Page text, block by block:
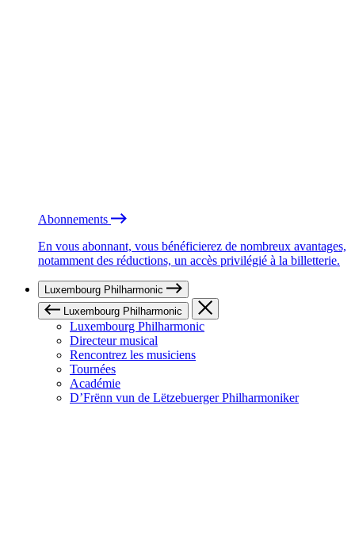
Abonnements
En vous abonnant, vous bénéficierez de nombreux avantages,
notamment des réductions, un accès privilégié à la billetterie.
Luxembourg Philharmonic
Luxembourg Philharmonic
Luxembourg Philharmonic
Directeur musical
Rencontrez les musiciens
Tournées
Académie
D’Frënn vun de Lëtzebuerger Philharmoniker